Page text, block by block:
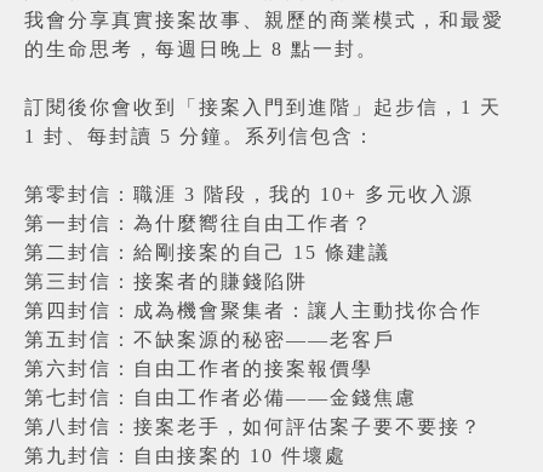
我會分享真實接案故事、親歷的商業模式，和最愛
的生命思考，每週日晚上 8 點一封。
訂閱後你會收到「接案入門到進階」起步信，1 天
1 封、每封讀 5 分鐘。系列信包含：
第零封信：職涯 3 階段，我的 10+ 多元收入源
第一封信：為什麼嚮往自由工作者？
第二封信：給剛接案的自己 15 條建議
第三封信：接案者的賺錢陷阱
第四封信：成為機會聚集者：讓人主動找你合作
第五封信：不缺案源的秘密——老客戶
第六封信：自由工作者的接案報價學
第七封信：自由工作者必備——金錢焦慮
第八封信：接案老手，如何評估案子要不要接？
第九封信：自由接案的 10 件壞處